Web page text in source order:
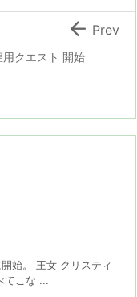
クエスト 開始
 Prev
始。 王女 クリスティ
てこな ...